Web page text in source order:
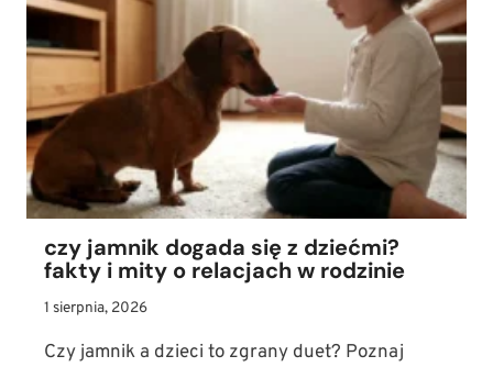
INFEKCJI
SKÓRY?
czy jamnik dogada się z dziećmi?
fakty i mity o relacjach w rodzinie
1 sierpnia, 2026
Czy jamnik a dzieci to zgrany duet? Poznaj